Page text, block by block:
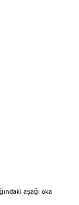
aşağı oka